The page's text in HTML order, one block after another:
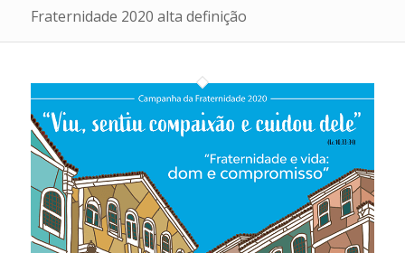
Fraternidade 2020 alta definição